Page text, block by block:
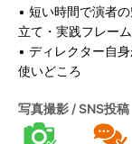
お問い合わせ
• 短い時間で演者
立て・実践フレー
• ディレクター自
使いどころ
写真撮影 / SNS投稿